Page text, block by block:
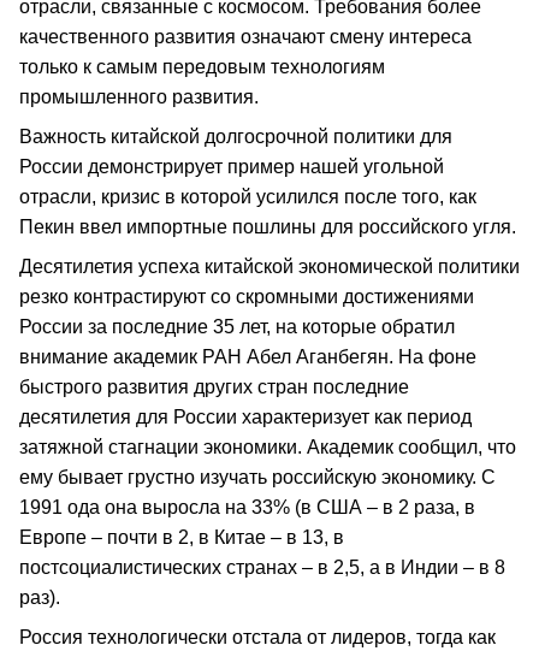
отрасли, связанные с космосом. Требования более
качественного развития означают смену интереса
только к самым передовым технологиям
промышленного развития.
Важность китайской долгосрочной политики для
России демонстрирует пример нашей угольной
отрасли, кризис в которой усилился после того, как
Пекин ввел импортные пошлины для российского угля.
Десятилетия успеха китайской экономической политики
резко контрастируют со скромными достижениями
России за последние 35 лет, на которые обратил
внимание академик РАН Абел Аганбегян. На фоне
быстрого развития других стран последние
десятилетия для России характеризует как период
затяжной стагнации экономики. Академик сообщил, что
ему бывает грустно изучать российскую экономику. С
1991 ода она выросла на 33% (в США – в 2 раза, в
Европе – почти в 2, в Китае – в 13, в
постсоциалистических странах – в 2,5, а в Индии – в 8
раз).
Россия технологически отстала от лидеров, тогда как